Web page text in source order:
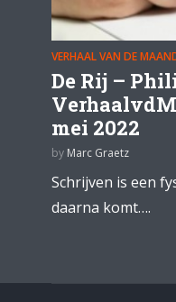
VERHAAL VAN DE
De Rij –
mei 2022
by Marc Graetz
Schrijven is een
daarna komt….